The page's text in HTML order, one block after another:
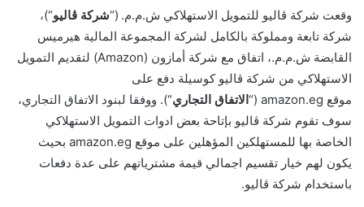
وقعت شركة ڨاليو للتمويل الاستهلاكي ش.م.م. (“شركة ڨاليو“)،
شركة تابعة ومملوكة بالكامل لشركة المجموعة المالية هيرميس
القابضة ش.م.م.، اتفاق مع شركة أمازون (Amazon) لتقديم التمويل
الاستهلاكي من شركة ڨاليو كوسيلة دفع على
موقع amazon.eg
(“الاتفاق التجاري“). ووفقا لبنود الاتفاق التجاري،
سوف تقوم شركة ڨاليو بإتاحة بعض ادوات التمويل الاستهلاكي
الخاصة بها للمستهلكين المؤهلين على موقع amazon.eg بحيث
يكون لهم خيار تقسيم اجمالي قيمة مشترياتهم على عدة دفعات
باستخدام شركة ڨاليو.